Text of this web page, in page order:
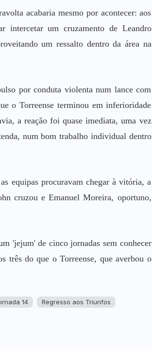
acabaria mesmo por acontecer: aos
intercetar um cruzamento de Leandro
um ressalto dentro da área na
por conduta violenta num lance com
o Torreense terminou em inferioridade
a reação foi quase imediata, uma vez
num bom trabalho individual dentro
equipas procuravam chegar à vitória, a
cruzou e Emanuel Moreira, oportuno,
'jejum' de cinco jornadas sem conhecer
três do que o Torreense, que averbou o
14
Regresso aos Triunfos